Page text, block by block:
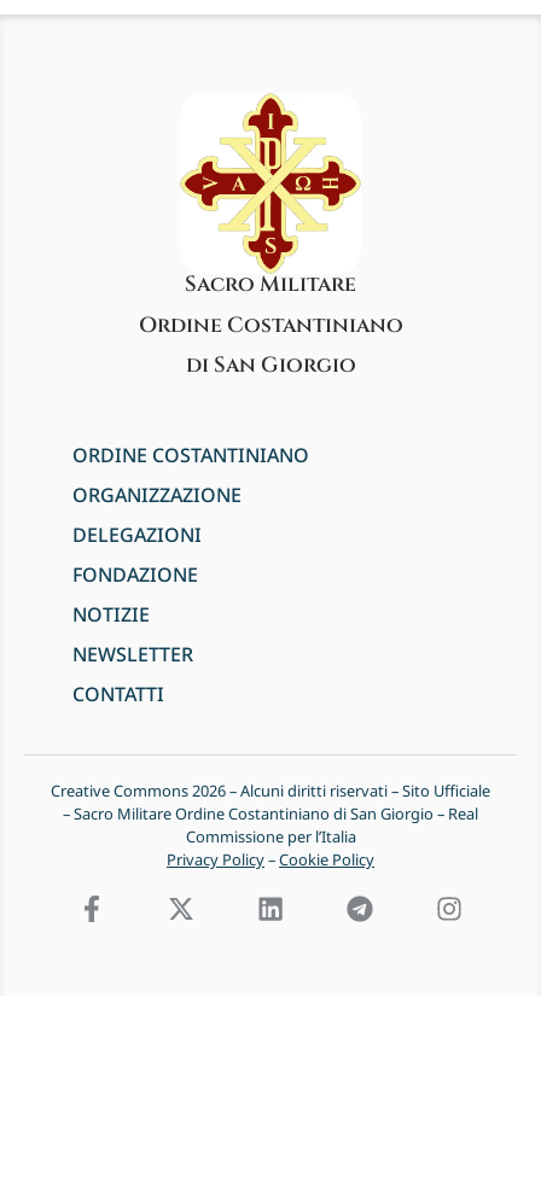
Sacro Militare
Ordine Costantiniano
di San Giorgio
ORDINE COSTANTINIANO
ORGANIZZAZIONE
DELEGAZIONI
FONDAZIONE
NOTIZIE
NEWSLETTER
CONTATTI
Creative Commons 2026 – Alcuni diritti riservati – Sito Ufficiale
– Sacro Militare Ordine Costantiniano di San Giorgio – Real
Commissione per l’Italia
Privacy Policy–Cookie Policy